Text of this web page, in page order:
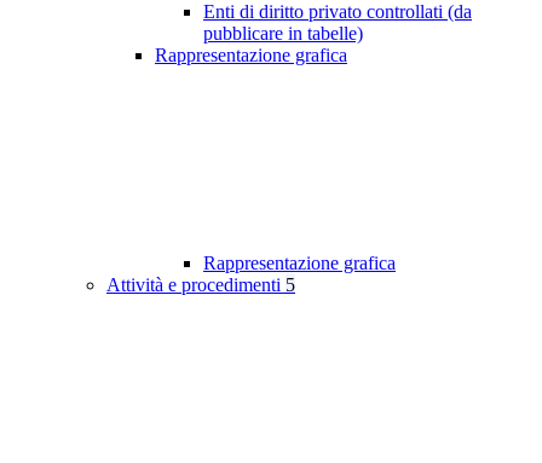
Enti di diritto privato controllati (da
pubblicare in tabelle)
Rappresentazione grafica
Rappresentazione grafica
Attività e procedimenti 5